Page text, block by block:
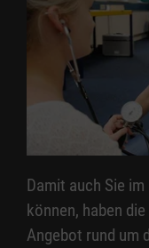
Damit auch Sie
können, haben
Angebot rund um